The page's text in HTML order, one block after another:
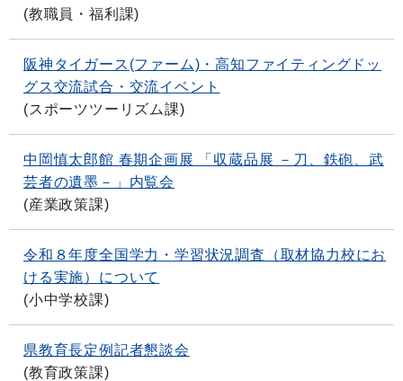
(教職員・福利課)
阪神タイガース(ファーム)・高知ファイティングドッ
グス交流試合・交流イベント
(スポーツツーリズム課)
中岡慎太郎館 春期企画展 「収蔵品展 －刀、鉄砲、武
芸者の遺墨－」内覧会
(産業政策課)
令和８年度全国学力・学習状況調査（取材協力校にお
ける実施）について
(小中学校課)
県教育長定例記者懇談会
(教育政策課)